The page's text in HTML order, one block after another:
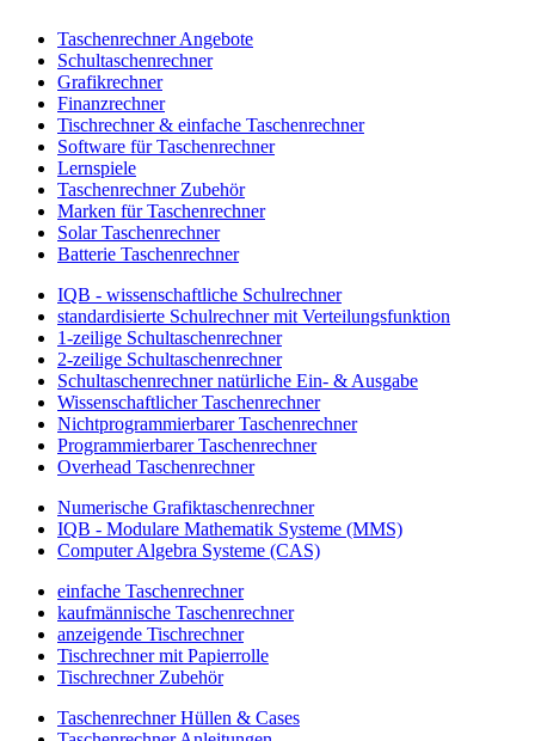
Taschenrechner Angebote
Schultaschenrechner
Grafikrechner
Finanzrechner
Tischrechner & einfache Taschenrechner
Software für Taschenrechner
Lernspiele
Taschenrechner Zubehör
Marken für Taschenrechner
Solar Taschenrechner
Batterie Taschenrechner
IQB - wissenschaftliche Schulrechner
standardisierte Schulrechner mit Verteilungsfunktion
1-zeilige Schultaschenrechner
2-zeilige Schultaschenrechner
Schultaschenrechner natürliche Ein- & Ausgabe
Wissenschaftlicher Taschenrechner
Nichtprogrammierbarer Taschenrechner
Programmierbarer Taschenrechner
Overhead Taschenrechner
Numerische Grafiktaschenrechner
IQB - Modulare Mathematik Systeme (MMS)
Computer Algebra Systeme (CAS)
einfache Taschenrechner
kaufmännische Taschenrechner
anzeigende Tischrechner
Tischrechner mit Papierrolle
Tischrechner Zubehör
Taschenrechner Hüllen & Cases